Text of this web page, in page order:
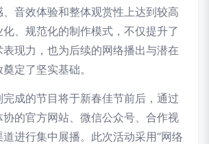
音效体验和整体观赏性上达到较高
、规范化的制作模式，不仅提升了
现力，也为后续的网络播出与潜在
定了坚实基础。
成的节目将于新春佳节前后，通过
的官方网站、微信公众号、合作视
进行集中展播。此次活动采用“网络